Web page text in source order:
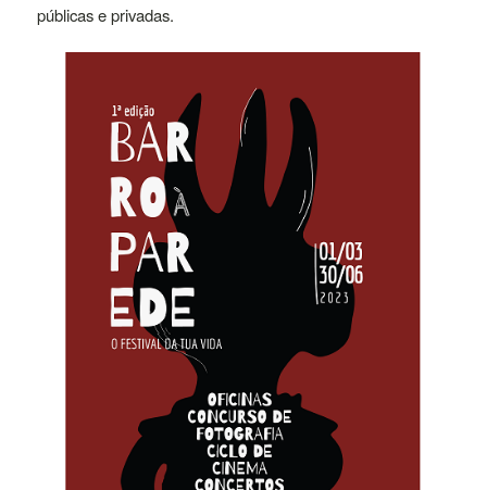
públicas e privadas.